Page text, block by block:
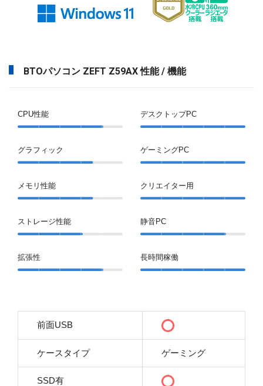
BTOパソコン ZEFT Z59AX 性能 / 機能
CPU性能
グラフィック
メモリ性能
ストレージ性能
拡張性
デスクトップPC
ゲーミングPC
クリエイター用
静音PC
長時間稼働
前面USB
ケースタイプ ゲーミング
SSD有